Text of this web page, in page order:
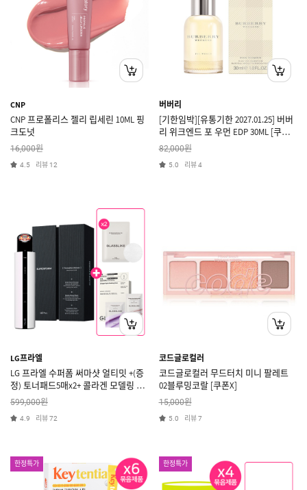
CNP
CNP 프로폴리스 젤리 립세린 10ML 핑
크도넛
16,000원
4.5 리뷰 12
버버리
[기한임박][유통기한 2027.01.25] 버버
리 위크엔드 포 우먼 EDP 30ML [쿠폰
X]
82,000원
5.0 리뷰4
LG프라엘
LG 프라엘 수퍼폼 써마샷 얼티밋 +(증
정) 토너패드5매x2+ 콜라겐 모델링 1
매 [쿠폰X]
599,000원
4.9 리뷰72
코드글로컬러
코드글로컬러 무드터치 미니 팔레트
02블루밍코랄 [쿠폰X]
15,000원
5.0 리뷰7
한정특가 한정특가